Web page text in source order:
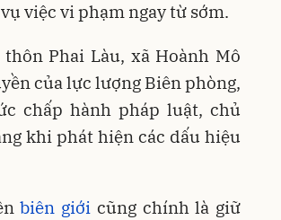
việc vi phạm ngay từ sớm.
Phai Làu, xã Hoành Mô
của lực lượng Biên phòng,
chấp hành pháp luật, chủ
khi phát hiện các dấu hiệu
biên giới cũng chính là giữ